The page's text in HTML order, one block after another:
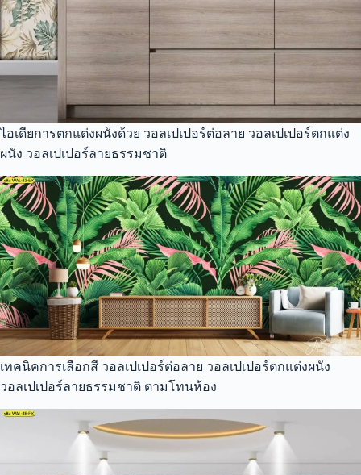
ไอเดียการตกแต่งผนังด้วย วอลเปเปอร์ต่อลาย วอลเปเปอร์ตกแต่ง
ผนัง วอลเปเปอร์ลายธรรมชาติ
เทคนิคการเลือกสี วอลเปเปอร์ต่อลาย วอลเปเปอร์ตกแต่งผนัง
วอลเปเปอร์ลายธรรมชาติ ตามโทนห้อง